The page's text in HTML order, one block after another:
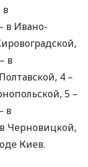
в
в Ивано-
в
4 –
5 –
в
Черновицкой,
Киев.